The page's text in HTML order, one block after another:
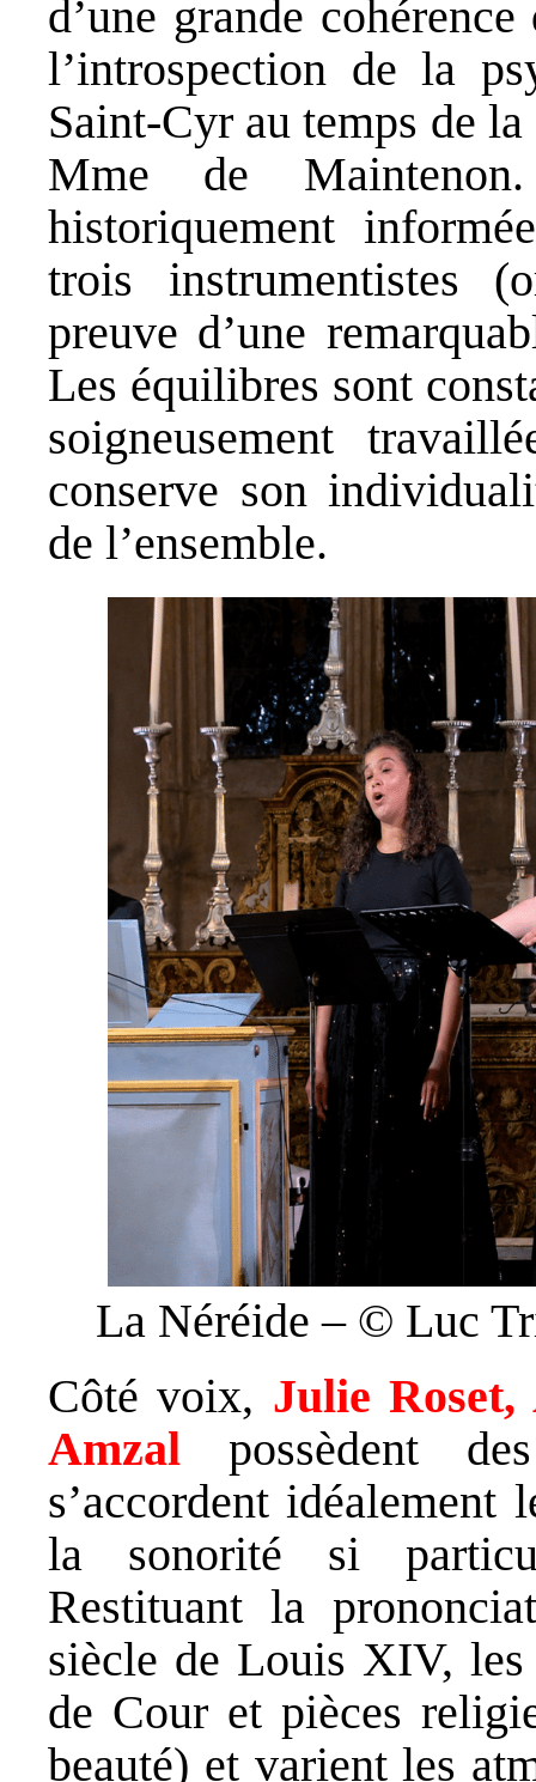
d’une grande
l’introspection de la
Saint-Cyr au temps de
Mme de
historiquement
trois instrumentistes
preuve d’une
Les équilibres sont
soigneusement
conserve son
de l’ensemble.
La Néréide – © Luc
Côté voix, Julie
Amzal possèdent
s’accordent idéalement
la sonorité si
Restituant la
siècle de Louis XIV, les
de Cour et pièces
beauté) et varient les